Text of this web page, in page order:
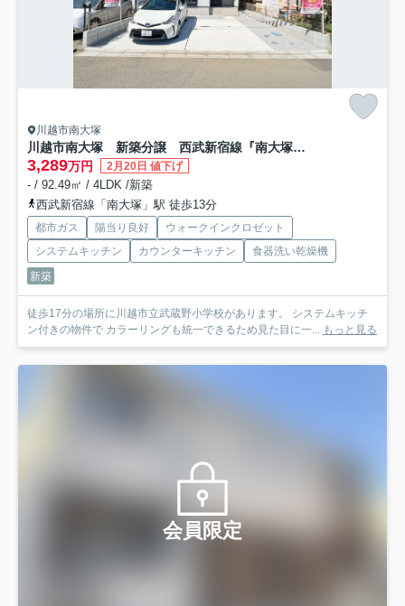
川越市南大塚
川越市南大塚 新築分譲 西武新宿線『南大塚駅』徒歩13分 【武蔵野小学区】
3,289万円 2月20日 値下げ
- / 92.49㎡ / 4LDK /新築
西武新宿線「南大塚」駅 徒歩13分
都市ガス 陽当り良好
ウォークインクロゼット
システムキッチン
カウンターキッチン
食器洗い乾燥機
新築
徒歩17分の場所に川越市立武蔵野小学校があります。 システムキッチ
ン付きの物件で カラーリングも統一できるため見た目に一... もっと見る
会員限定